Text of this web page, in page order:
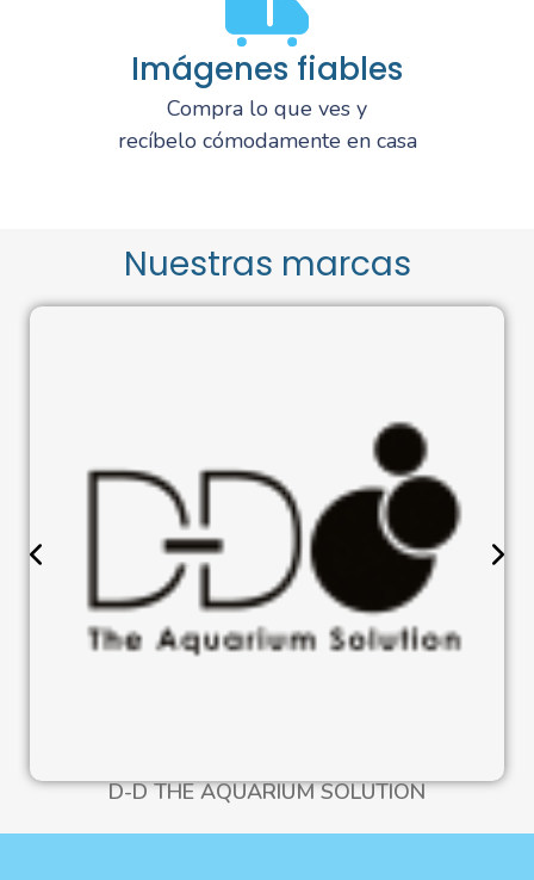
Imágenes fiables
Compra lo que ves y
recíbelo cómodamente en casa
Nuestras marcas
D-D THE AQUARIUM SOLUTION